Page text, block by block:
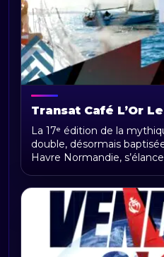
Transat Café L’Or
2025 : la Route du
la Martinique
La 17ᵉ édition de la
double, désormais
Havre Normandie,